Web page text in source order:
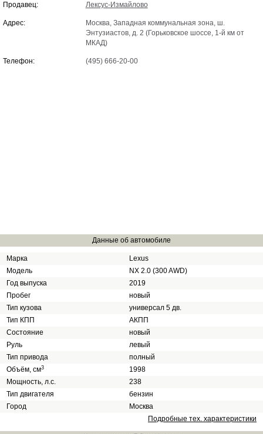
Продавец: Лексус-Измайлово
Адрес:
Москва, Западная коммунальная зона, ш.
Энтузиастов, д. 2 (Горьковское шоссе, 1-й км от
МКАД)
Телефон: (495) 666-20-00
Данные об автомобиле
Марка
Lexus
Модель
NX 2.0 (300 AWD)
Год выпуска
2019
Пробег
новый
Тип кузова
универсал 5 дв.
Тип КПП
АКПП
Состояние
новый
Руль
левый
Тип привода
полный
Объём, см3
1998
Мощность, л.с.
238
Тип двигателя
бензин
Город
Москва
Подробные тех. характеристики